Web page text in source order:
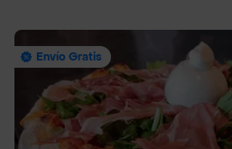
Envío Gratis